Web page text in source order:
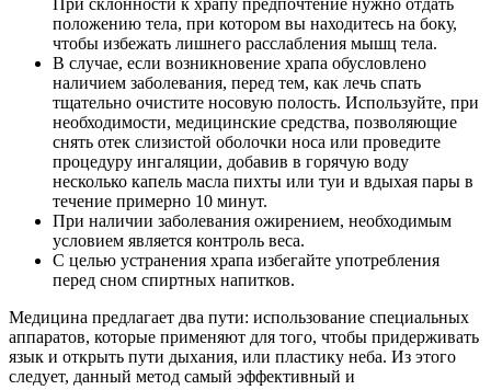
При склонности к храпу предпочтение нужно отдать
положению тела, при котором вы находитесь на боку,
чтобы избежать лишнего расслабления мышц тела.
В случае, если возникновение храпа обусловлено
наличием заболевания, перед тем, как лечь спать
тщательно очистите носовую полость. Используйте, при
необходимости, медицинские средства, позволяющие
снять отек слизистой оболочки носа или проведите
процедуру ингаляции, добавив в горячую воду
несколько капель масла пихты или туи и вдыхая пары в
течение примерно 10 минут.
При наличии заболевания ожирением, необходимым
условием является контроль веса.
С целью устранения храпа избегайте употребления
перед сном спиртных напитков.
Медицина предлагает два пути: использование специальных
аппаратов, которые применяют для того, чтобы придерживать
язык и открыть пути дыхания, или пластику неба. Из этого
следует, данный метод самый эффективный и